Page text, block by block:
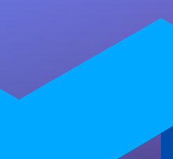
Qual a
em 2026?
da planilha de treino
trainer pode
Comparativo,